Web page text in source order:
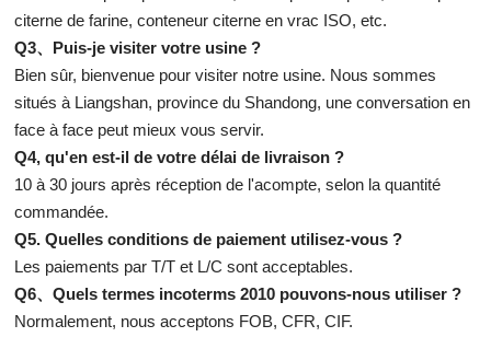
citerne de farine, conteneur citerne en vrac ISO, etc.
Q3、Puis-je visiter votre usine ?
Bien sûr, bienvenue pour visiter notre usine. Nous sommes
situés à Liangshan, province du Shandong, une conversation en
face à face peut mieux vous servir.
Q4, qu'en est-il de votre délai de livraison ?
10 à 30 jours après réception de l'acompte, selon la quantité
commandée.
Q5. Quelles conditions de paiement utilisez-vous ?
Les paiements par T/T et L/C sont acceptables.
Q6、Quels termes incoterms 2010 pouvons-nous utiliser ?
Normalement, nous acceptons FOB, CFR, CIF.